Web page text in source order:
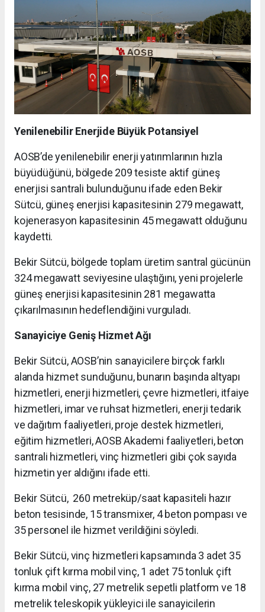
Yenilenebilir Enerjide Büyük Potansiyel
AOSB’de yenilenebilir enerji yatırımlarının hızla
büyüdüğünü, bölgede 209 tesiste aktif güneş
enerjisi santrali bulunduğunu ifade eden Bekir
Sütcü, güneş enerjisi kapasitesinin 279 megawatt,
kojenerasyon kapasitesinin 45 megawatt olduğunu
kaydetti.
Bekir Sütcü, bölgede toplam üretim santral gücünün
324 megawatt seviyesine ulaştığını, yeni projelerle
güneş enerjisi kapasitesinin 281 megawatta
çıkarılmasının hedeflendiğini vurguladı.
Sanayiciye Geniş Hizmet Ağı
Bekir Sütcü, AOSB’nin sanayicilere birçok farklı
alanda hizmet sunduğunu, bunarın başında altyapı
hizmetleri, enerji hizmetleri, çevre hizmetleri, itfaiye
hizmetleri, imar ve ruhsat hizmetleri, enerji tedarik
ve dağıtım faaliyetleri, proje destek hizmetleri,
eğitim hizmetleri, AOSB Akademi faaliyetleri, beton
santrali hizmetleri, vinç hizmetleri gibi çok sayıda
hizmetin yer aldığını ifade etti.
Bekir Sütcü, 260 metreküp/saat kapasiteli hazır
beton tesisinde, 15 transmixer, 4 beton pompası ve
35 personel ile hizmet verildiğini söyledi.
Bekir Sütcü, vinç hizmetleri kapsamında 3 adet 35
tonluk çift kırma mobil vinç, 1 adet 75 tonluk çift
kırma mobil vinç, 27 metrelik sepetli platform ve 18
metrelik teleskopik yükleyici ile sanayicilerin